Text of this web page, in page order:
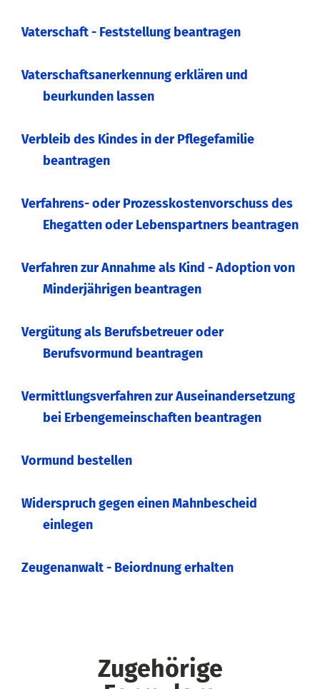
Vaterschaft - Feststellung beantragen
Vaterschaftsanerkennung erklären und
beurkunden lassen
Verbleib des Kindes in der Pflegefamilie
beantragen
Verfahrens- oder Prozesskostenvorschuss des
Ehegatten oder Lebenspartners beantragen
Verfahren zur Annahme als Kind - Adoption von
Minderjährigen beantragen
Vergütung als Berufsbetreuer oder
Berufsvormund beantragen
Vermittlungsverfahren zur Auseinandersetzung
bei Erbengemeinschaften beantragen
Vormund bestellen
Widerspruch gegen einen Mahnbescheid
einlegen
Zeugenanwalt - Beiordnung erhalten
Zugehörige